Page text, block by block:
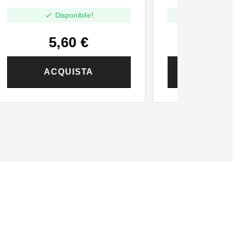
 Disponibile!
5,60 €
ACQUISTA